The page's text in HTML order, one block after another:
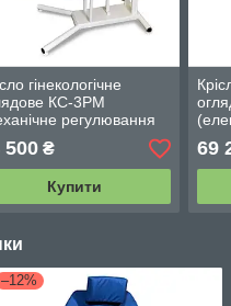
гінекологічне
КС-3РМ
регулювання
500₴
Купити
69
–12%